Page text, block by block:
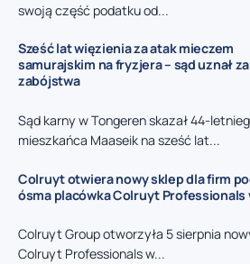
swoją część podatku od...
Sześć lat więzienia za atak mieczem
samurajskim na fryzjera – sąd uznał
zabójstwa
Sąd karny w Tongeren skazał 44-
mieszkańca Maaseik na sześć lat...
Colruyt otwiera nowy sklep dla firm
ósma placówka Colruyt Professionals
Colruyt Group otworzyła 5 sierpnia
Colruyt Professionals w...